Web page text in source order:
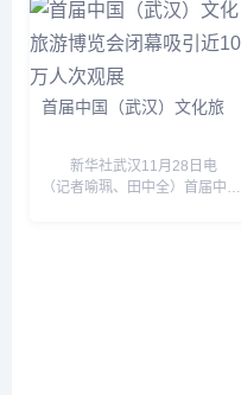
俄罗斯国际人文合作署...
首届中国（武汉）文化旅
新华社武汉11月28日电
（记者喻珮、田中全）首届中国